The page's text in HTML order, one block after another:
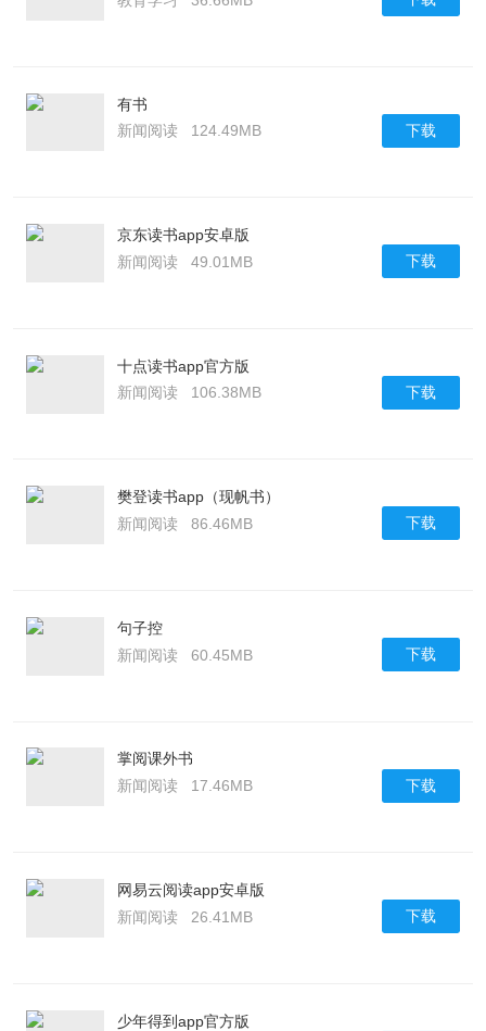
有书
新闻阅读
124.49MB 下载
京东读书app安卓版
新闻阅读
49.01MB 下载
十点读书app官方版
新闻阅读
106.38MB 下载
樊登读书app（现帆书）
新闻阅读
86.46MB 下载
句子控
新闻阅读
60.45MB 下载
掌阅课外书
新闻阅读
17.46MB 下载
网易云阅读app安卓版
新闻阅读
26.41MB 下载
少年得到app官方版